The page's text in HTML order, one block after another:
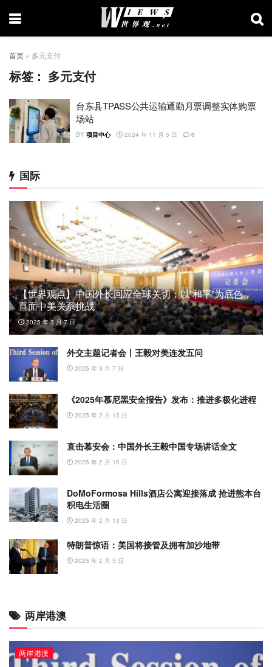
首页 » 多元支付
标签： 多元支付
台东县TPASS公共运输通勤月票调整实体购票
场站
BY 项目中心 2024 年 11 月 5 日 0
国际
【世界观点】中国外长回应全球关切：以”和平”为底色，
直面中美关系挑战
2025 年 3 月 7 日
外交主题记者会丨王毅对美连发五问
2025 年 3 月 7 日
《2025年慕尼黑安全报告》发布：推进多极化进程
2025 年 2 月 15 日
直击慕安会：中国外长王毅中国专场讲话全文
2025 年 2 月 15 日
DoMoFormosa Hills酒店公寓迎接落成 抢进熊本台
积电生活圈
2025 年 2 月 13 日
特朗普惊语：美国将接管及拥有加沙地带
2025 年 2 月 5 日
两岸港澳
两岸港澳